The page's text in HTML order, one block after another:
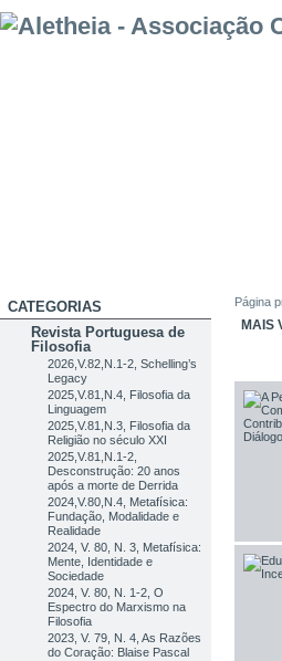
CATEGORIAS
Revista Portuguesa de
Filosofia
2026,V.82,N.1-2, Schelling’s
Legacy
2025,V.81,N.4, Filosofia da
Linguagem
2025,V.81,N.3, Filosofia da
Religião no século XXI
2025,V.81,N.1-2,
Desconstrução: 20 anos
após a morte de Derrida
2024,V.80,N.4, Metafísica:
Fundação, Modalidade e
Realidade
2024, V. 80, N. 3, Metafísica:
Mente, Identidade e
Sociedade
2024, V. 80, N. 1-2, O
Espectro do Marxismo na
Filosofia
2023, V. 79, N. 4, As Razões
do Coração: Blaise Pascal
Página
MAIS